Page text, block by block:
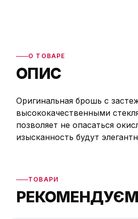
О ТОВАРЕ
ОПИС
Оригинальная брошь с
высококачественными
позволяет не опасаться
изысканность будут
ТОВАРИ